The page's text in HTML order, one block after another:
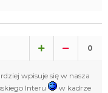
0
wpisuje się w nasza
Interu
w kadrze